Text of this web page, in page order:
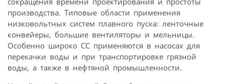
производства. Типовые области применения
низковольтных систем плавного пуска: ленточные
конвейеры, большие вентиляторы и мельницы.
Особенно широко СС применяются в насосах для
перекачки воды и при транспортировке грязной
воды, а также в нефтяной промышленности.